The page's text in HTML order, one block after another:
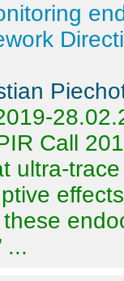
Call
ultra-
...